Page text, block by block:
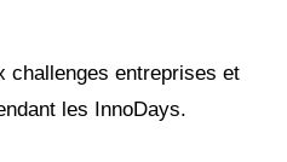
challenges entreprises et
les InnoDays.